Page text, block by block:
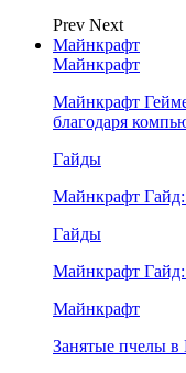
Prev Next
Майнкрафт
Майнкрафт
Майнкрафт
благодаря
Гайды
Майнкрафт
Гайды
Майнкрафт Гайд:
Майнкрафт
Занятые пчелы в